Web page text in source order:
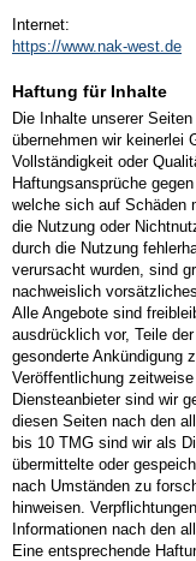
Internet:
https://www.nak-west.de
Haftung für Inhalte
Die Inhalte unserer
übernehmen wir keinerlei
Vollständigkeit oder
Haftungsansprüche
welche sich auf Schäden
die Nutzung oder
durch die Nutzung
verursacht wurden, sind
nachweislich
Alle Angebote sind
ausdrücklich vor, Teile
gesonderte Ankündigung
Veröffentlichung
Diensteanbieter sind wir
diesen Seiten nach den
bis 10 TMG sind wir als
übermittelte oder
nach Umständen zu
hinweisen.
Informationen nach den
Eine entsprechende